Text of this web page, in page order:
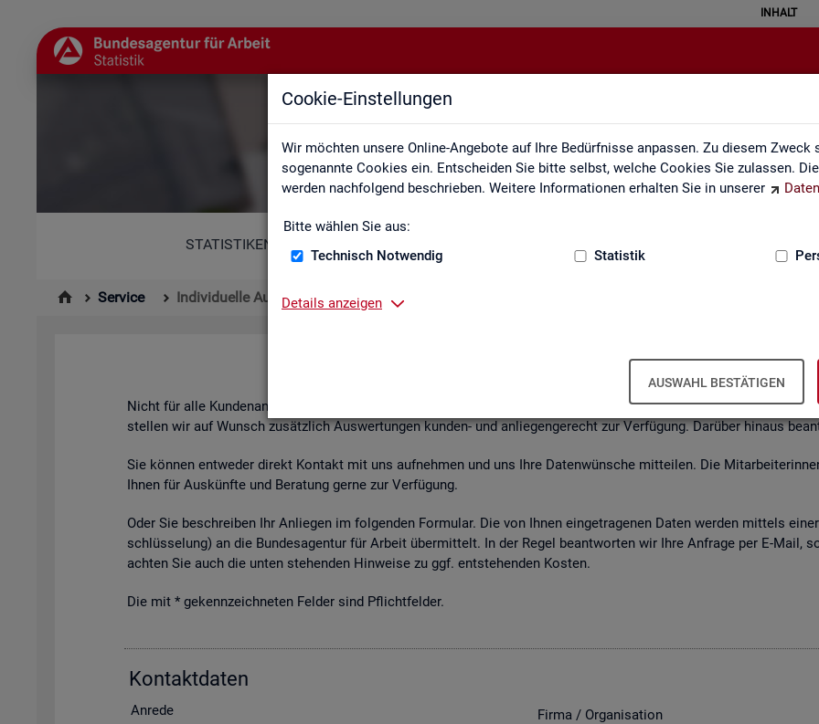
Cookie-Einstellungen
Wir möchten unsere Online-Angebote auf Ihre Bedürfnisse anpassen. Zu diesem Zweck
sogenannte Cookies ein. Entscheiden Sie bitte selbst, welche Cookies Sie zulassen.
werden nachfolgend beschrieben. Weitere Informationen erhalten Sie in unserer
Bitte wählen Sie aus:
Technisch Notwendig
Statistik
Details anzeigen
AUSWAHL BESTÄTIGEN
INHALT
Individuelle Auswertungsanliegen
STATISTIKEN
Service Individuelle Auswertungsanliegen
In­di­vi­du­el­le Aus­wer­tungs­an­lie­gen
Nicht für alle Kun­den­an­lie­gen ste­hen vor­be­rei­te­te pass­ge­naue Sta­tis­ti­ken in den Pro­duk­ten der Sta­tis­tik und
stel­len wir auf Wunsch zu­sätz­lich Aus­wer­tun­gen kun­den- und an­lie­gen­ge­recht zur Ver­fü­gung. Dar­über hin­aus
Sie kön­nen ent­we­der di­rekt Kon­takt mit uns auf­neh­men und uns Ihre Da­ten­wün­sche mit­tei­len. Die
Ihnen für Aus­künf­te und Be­ra­tung gerne zur Ver­fü­gung.
Oder Sie be­schrei­ben Ihr An­lie­gen im fol­gen­den For­mu­lar. Die von Ihnen ein­ge­tra­ge­nen Daten wer­den mit­tels
schlüs­se­lung) an die Bun­des­agen­tur für Ar­beit über­mit­telt. In der Regel be­ant­wor­ten wir Ihre An­fra­ge per E-Mail,
ach­ten Sie auch die unten ste­hen­den Hin­wei­se zu ggf. ent­ste­hen­den Kos­ten.
Die mit * ge­kenn­zeich­ne­ten Fel­der sind Pflicht­fel­der.
Kon­takt­da­ten
An­re­de
Firma / Organisation